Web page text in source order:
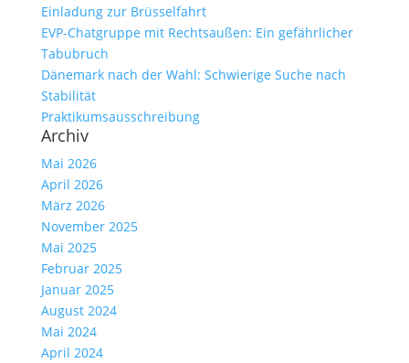
Einladung zur Brüsselfahrt
EVP-Chatgruppe mit Rechtsaußen: Ein gefährlicher
Tabubruch
Dänemark nach der Wahl: Schwierige Suche nach
Stabilität
Praktikumsausschreibung
Archiv
Mai 2026
April 2026
März 2026
November 2025
Mai 2025
Februar 2025
Januar 2025
August 2024
Mai 2024
April 2024